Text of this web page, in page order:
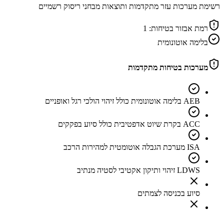
רשימת מערכות עזר מתקדמות ותוצאות מבחני ריסוק רשמיים
רמת אבזור בטיחות: 1
בלימה אוטונומית
מערכות בטיחות מתקדמות
AEB בלימה אוטונומית כולל זיהוי הולכי רגל ואופניים
ACC בקרת שיוט אדפטיבית כולל סיוע בפקקים
ISA מערכת הגבלה אוטומטית למהירות הרכב
LDWS זיהוי ותיקון אקטיבי לסטיה מנתיב
סיוע בכניסה לצמתים